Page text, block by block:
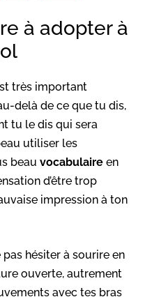
à adopter à
très important
delà de ce que tu dis,
tu le dis qui sera
utiliser les
beau vocabulaire en
d’être trop
impression à ton
hésiter à sourire en
ouverte, autrement
avec tes bras